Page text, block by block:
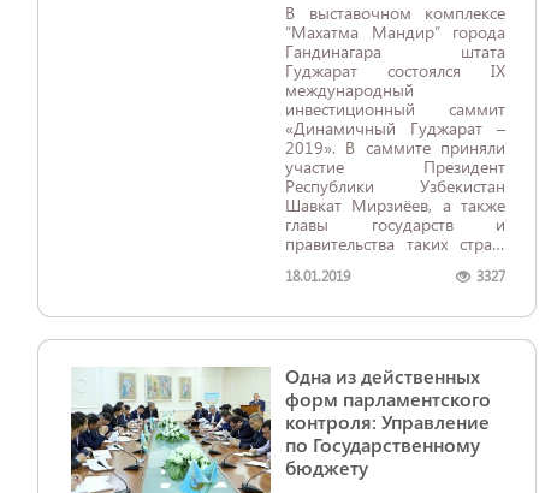
В выставочном комплексе
“Махатма Мандир” города
Гандинагара штата
Гуджарат состоялся IX
международный
инвестиционный саммит
«Динамичный Гуджарат –
2019». В саммите приняли
участие Президент
Республики Узбекистан
Шавкат Мирзиёев, а также
главы государств и
правительства таких стран,
Франция, Япония, Норвегия,
Республика Корея, Дания,
Чехия, Мальта, Таиланд,
организаций и
транснациональных
корпораций, эксперты.
18.01.2019 3327
Одна из действенных
форм парламентского
контроля: Управление
по Государственному
бюджету